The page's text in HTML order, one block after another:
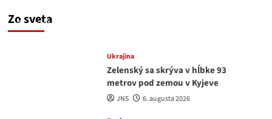
Zo sveta
JNS
Ukrajina
Zelenský sa skrýva v hĺbke 93
metrov pod zemou v Kyjeve
JNS 6. augusta 2026